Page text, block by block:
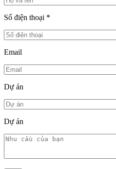
Số điện thoại *
Email
Dự án
Dự án